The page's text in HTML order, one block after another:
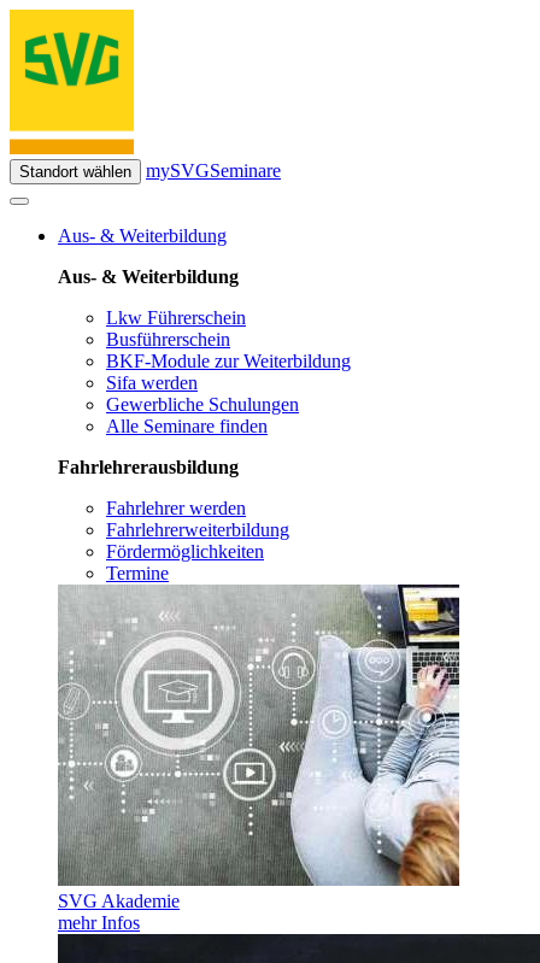
Standort wählen mySVGSeminare
Aus- & Weiterbildung
Aus- & Weiterbildung
Lkw Führerschein
Busführerschein
BKF-Module zur Weiterbildung
Sifa werden
Gewerbliche Schulungen
Alle Seminare finden
Fahrlehrerausbildung
Fahrlehrer werden
Fahrlehrerweiterbildung
Fördermöglichkeiten
Termine
SVG Akademie
mehr Infos